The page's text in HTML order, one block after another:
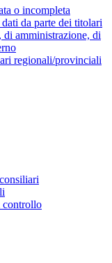
o incompleta
da parte dei titolari
amministrazione, di
regionali/provinciali
controllo